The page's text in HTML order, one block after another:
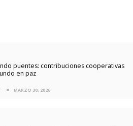
puentes: contribuciones cooperativas
en paz
MARZO 30, 2026